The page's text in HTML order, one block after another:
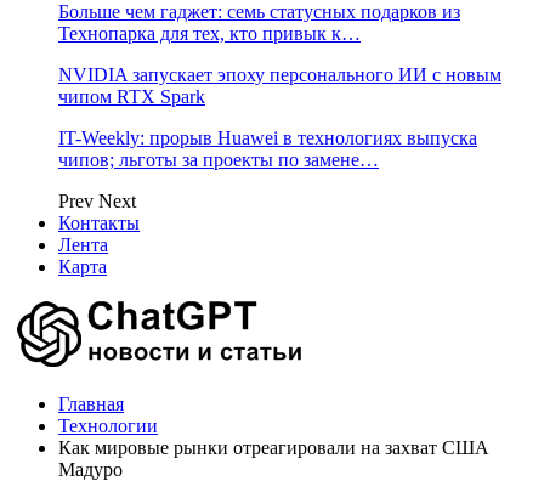
Больше чем гаджет: семь статусных подарков из
Технопарка для тех, кто привык к…
NVIDIA запускает эпоху персонального ИИ с новым
чипом RTX Spark
IT-Weekly: прорыв Huawei в технологиях выпуска
чипов; льготы за проекты по замене…
Prev Next
Контакты
Лента
Карта
Главная
Технологии
Как мировые рынки отреагировали на захват США
Мадуро